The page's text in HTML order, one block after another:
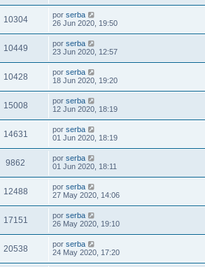
10304 por serba
26 Jun 2020, 19:50
10449 por serba
23 Jun 2020, 12:57
10428 por serba
18 Jun 2020, 19:20
15008 por serba
12 Jun 2020, 18:19
14631 por serba
01 Jun 2020, 18:19
9862 por serba
01 Jun 2020, 18:11
12488 por serba
27 May 2020, 14:06
17151 por serba
26 May 2020, 19:10
20538 por serba
24 May 2020, 17:20